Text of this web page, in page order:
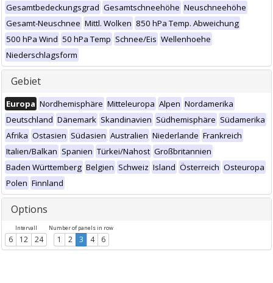
Gesamtbedeckungsgrad Gesamtschneehöhe Neuschneehöhe
Gesamt-Neuschnee Mittl. Wolken 850 hPa Temp. Abweichung
500 hPa Wind 50 hPa Temp Schnee/Eis Wellenhoehe
Niederschlagsform
Gebiet
Europa Nordhemisphäre Mitteleuropa Alpen Nordamerika
Deutschland Dänemark Skandinavien Südhemisphäre Südamerika
Afrika Ostasien Südasien Australien Niederlande Frankreich
Italien/Balkan Spanien Türkei/Nahost Großbritannien
Baden Württemberg Belgien Schweiz Island Österreich Osteuropa
Polen Finnland
Options
Intervall
6 12 24
Number of panels in row
1 2 3 4 6